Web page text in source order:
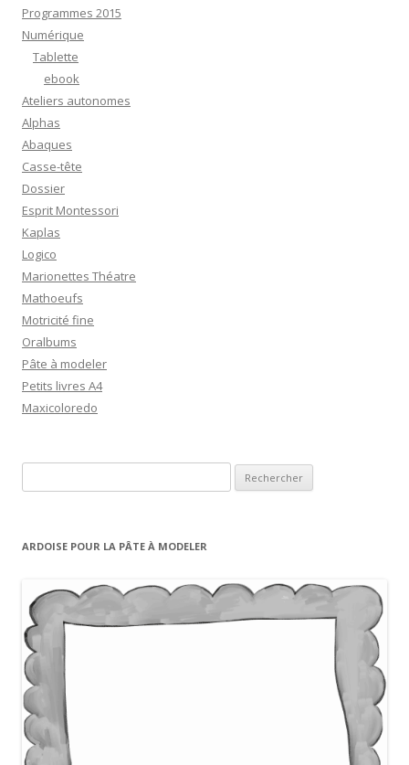
Programmes 2015
Numérique
Tablette
ebook
Ateliers autonomes
Alphas
Abaques
Casse-tête
Dossier
Esprit Montessori
Kaplas
Logico
Marionettes Théatre
Mathoeufs
Motricité fine
Oralbums
Pâte à modeler
Petits livres A4
Maxicoloredo
e
h
e
r
ARDOISE POUR LA PÂTE À MODELER